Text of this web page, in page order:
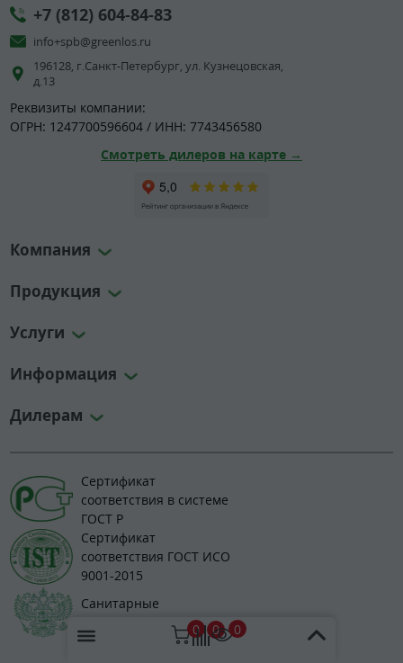
0 0 0
+7 (812) 604-84-83
info+spb@greenlos.ru
196128, г.Санкт-Петербург, ул. Кузнецовская,
д.13
Реквизиты компании:
ОГРН: 1247700596604 / ИНН: 7743456580
Смотреть дилеров на карте →
Компания
Продукция
Услуги
Информация
Дилерам
Сертификат
соответствия в системе
ГОСТ Р
Сертификат
соответствия ГОСТ ИСО
9001-2015
Санитарные
нормы и правила